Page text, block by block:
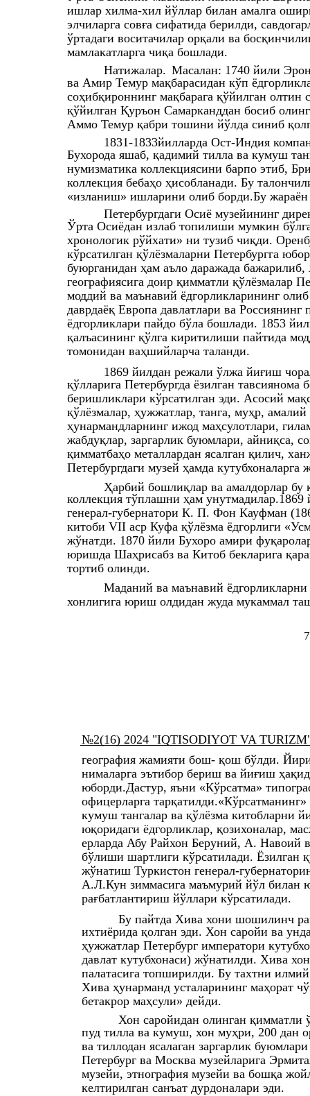
ишлар хилма-хил йўллар билан амалга
элчиларга совға сифатида берилди,
ўртадаги воситачилар орқали ва
мамлакатларга чиқа бошлади.
Натижалар. Масалан: 1740 йили
ва Амир Темур мақбарасидан кўп
соҳибқироннинг мақбарага қўйилган олтин
қўйилган Қуръон Самарканддан босиб
Аммо Темур қабри тошини йўлда синиб
1831-1833йилларда Ост-Индия
Бухорода яшаб, қадимий тилла ва кумуш
нумизматика коллекциясини барпо этиб,
коллекция бебаҳо ҳисобланади. Бу
«изланиш» ишларини олиб борди.Бу
Петербургдаги Осиё музейининг
Ўрта Осиёдан излаб топилиши мумкин
хронологик рўйхати» ни тузиб чиқди.
кўрсатилган қўлёзмаларни Петербургга
буюрганидан ҳам аъло даражада
географиясига доир қимматли қўлёзмалар
моддий ва маънавий ёдгорликларининг
даврдаёқ Европа давлатлари ва
ёдгорликлари пайдо бўла бошлади. 1853
қалъасининг қўлга киритилиши пайтида
томонидан ваҳшийларча таланди.
1869 йилдан режали ўлжа йиғиш
қўлларига Петербургда ёзилган тавсиянома
беришликлари кўрсатилган эди. Асосий
қўлёзмалар, ҳужжатлар, танга, муҳр,
ҳунармандларнинг ижод маҳсулотлари,
жабдуқлар, заргарлик буюмлари, айниқса,
қимматбаҳо металлардан ясалган қилич,
Петербургдаги музей ҳамда
Ҳарбий бошлиқлар ва амалдорлар бу
коллекция тўплашни ҳам
генерал-губернатори К. П. Фон Кауфман
китоби VII аср Куфа қўлёзма ёдгорлиги
жўнатди. 1870 йили Бухоро амири
юришда Шаҳрисабз ва Китоб бекларига
тортиб олинди.
Маданий ва маънавий
хонлигига юриш олдидан жуда мукаммал
№2(16) 2024 "IQTISODIYOT VA
география жамияти бош- қош бўлди.
нималарга эътибор бериш ва йиғиш
юборди.Дастур, яъни «Кўрсатма»
офицерларга
кумуш тангалар ва қўлёзма китобларни
юқоридаги ёдгорликлар, қозихоналар,
ерларда Абу Райхон Беруний, А. Навоий
бўлиши шартлиги кўрсатилади. Ёзилган
жўнатиш Туркистон генерал-
А.Л.Кун зиммасига маъмурий йўл билан
рағбатлантириш йўллари кўрсатилади.
Бу пайтда Хива хони шошилинч
ихтиёрида қолган эди. Хон саройи ва
ҳужжатлар Петербург императори
давлат кутубхонаси) жўнатилди. Хива
палатасига топширилди. Бу тахтни
Хива ҳунарманд усталарининг маҳорат
бетакрор маҳсули» дейди.
Хон саройидан олинган қимматли
пуд тилла ва кумуш, хон муҳри, 200 дан
ва тиллодан ясалаган заргарлик
Петербург ва Москва музейларига
музейи, этнография музейи ва бошқа
келтирилган санъат дурдоналари эди.